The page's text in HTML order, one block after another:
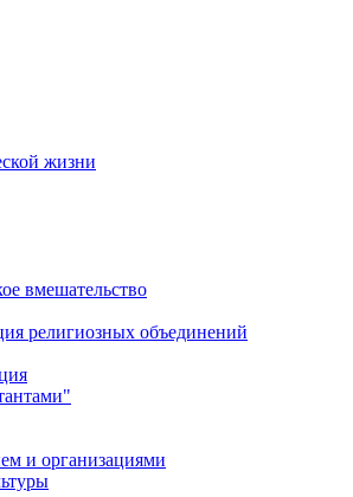
жизни
вмешательство
религиозных объединений
и организациями